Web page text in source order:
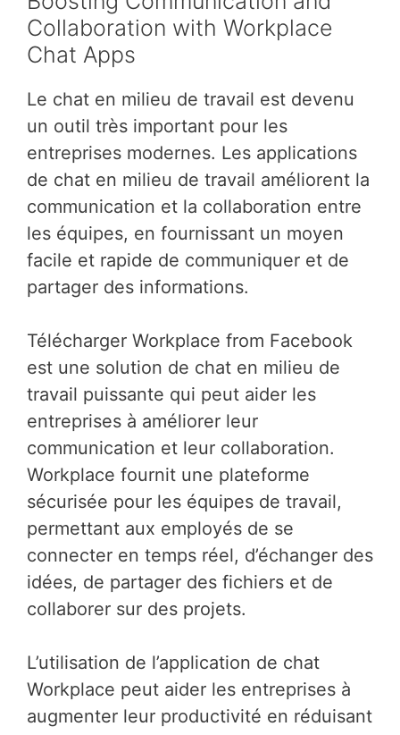
Collaboration with Workplace
Chat Apps
Le chat en milieu de travail est devenu
un outil très important pour les
entreprises modernes. Les applications
de chat en milieu de travail améliorent la
communication et la collaboration entre
les équipes, en fournissant un moyen
facile et rapide de communiquer et de
partager des informations.
Télécharger Workplace from Facebook
est une solution de chat en milieu de
travail puissante qui peut aider les
entreprises à améliorer leur
communication et leur collaboration.
Workplace fournit une plateforme
sécurisée pour les équipes de travail,
permettant aux employés de se
connecter en temps réel, d’échanger des
idées, de partager des fichiers et de
collaborer sur des projets.
L’utilisation de l’application de chat
Workplace peut aider les entreprises à
augmenter leur productivité en réduisant